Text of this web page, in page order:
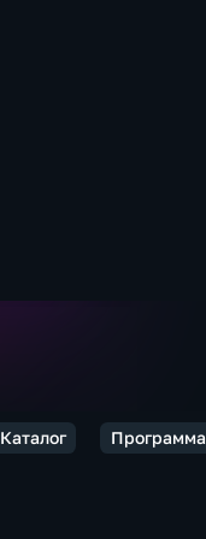
Каталог Программа